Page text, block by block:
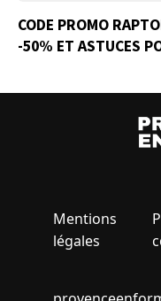
CODE PROMO
-50% ET ASTUCES
Mentions
légales